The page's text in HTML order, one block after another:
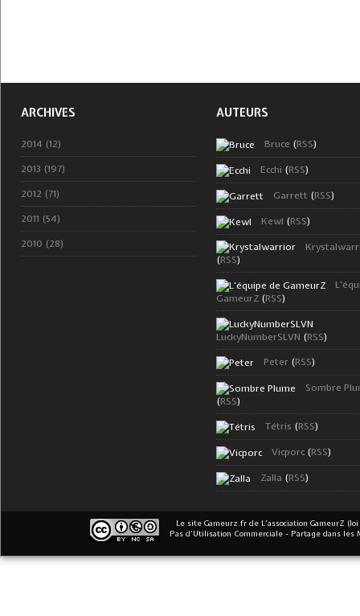
ARCHIVES
2014 (12)
2013 (197)
2012 (71)
2011 (54)
2010 (28)
AUTEURS
Bruce (RSS)
Ecchi (RSS)
Garrett (RSS)
Kewl (RSS)
(RSS)
GameurZ (RSS)
LuckyNumberSLVN (RSS)
Peter (RSS)
Sombre
(RSS)
Tétris (RSS)
Vicporc (RSS)
Zalla (RSS)
Le site Gameurz.fr de L'association GameurZ (loi
Pas d’Utilisation Commerciale - Partage dans